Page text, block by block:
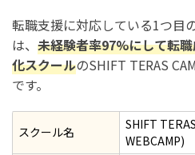
転職支援に対応している1つ目
は、 未経験者率97%にして転
化スクールのSHIFT TERAS
です。
スクール名
SHIFT
WEBCAMP)